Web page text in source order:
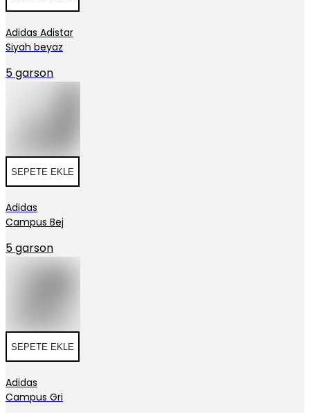
Adidas Adistar
Siyah beyaz
5 garson
SEPETE EKLE
Adidas
Campus Bej
5 garson
SEPETE EKLE
Adidas
Campus Gri